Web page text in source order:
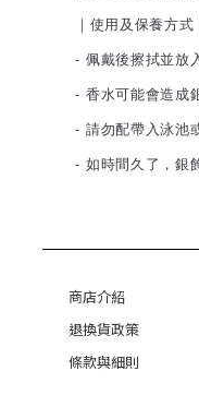
｜使用及保養方式
- 佩戴後擦拭並放
- 香水可能會造成
- 請勿配帶入泳池
- 如時間久了，銀
商店介紹
退換貨政策
條款與細則